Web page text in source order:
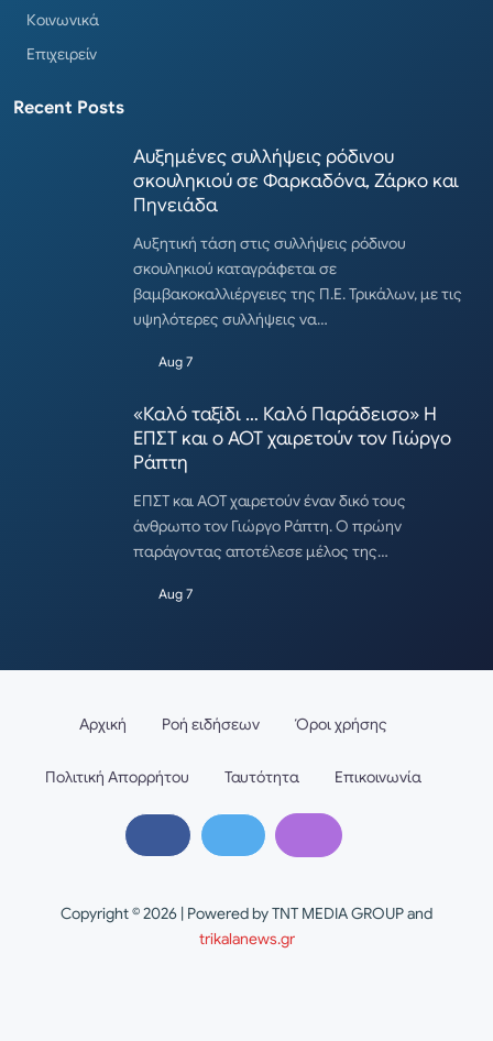
Κοινωνικά
Επιχειρείν
Recent Posts
Αυξημένες συλλήψεις ρόδινου
σκουληκιού σε Φαρκαδόνα, Ζάρκο και
Πηνειάδα
Αυξητική τάση στις συλλήψεις ρόδινου
σκουληκιού καταγράφεται σε
βαμβακοκαλλιέργειες της Π.Ε. Τρικάλων, με τις
υψηλότερες συλλήψεις να…
Aug 7
«Καλό ταξίδι … Καλό Παράδεισο» Η
ΕΠΣΤ και ο ΑΟΤ χαιρετούν τον Γιώργο
Ράπτη
ΕΠΣΤ και ΑΟΤ χαιρετούν έναν δικό τους
άνθρωπο τον Γιώργο Ράπτη. Ο πρώην
παράγοντας αποτέλεσε μέλος της…
Aug 7
Copyright © 2026 | Powered by TNT MEDIA GROUP and
trikalanews.gr
Αρχική Ροή ειδήσεων Όροι χρήσης
Πολιτική Απορρήτου Ταυτότητα Επικοινωνία